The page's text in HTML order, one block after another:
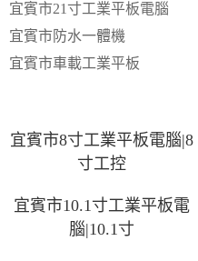
宜賓市21寸工業平板電腦
宜賓市防水一體機
宜賓市車載工業平板
宜賓市8寸工業平板電腦|8
寸工控
宜賓市10.1寸工業平板電
腦|10.1寸